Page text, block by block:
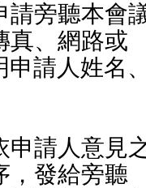
請旁聽本會
真、網路或
申請人意見
，發給旁聽